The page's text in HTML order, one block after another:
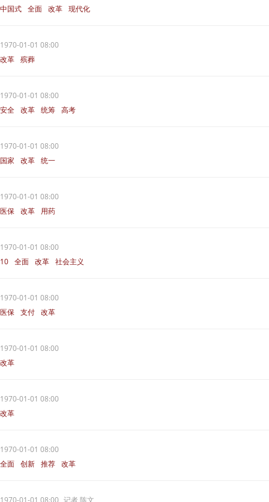
中国式 全面 改革 现代化
1970-01-01 08:00
改革 殡葬
1970-01-01 08:00
安全 改革 统筹 高考
1970-01-01 08:00
国家
改革 统一
1970-01-01 08:00
医保 改革 用药
1970-01-01 08:00
10 全面 改革 社会主义
1970-01-01 08:00
医保 支付 改革
1970-01-01 08:00
改革
1970-01-01 08:00
改革
1970-01-01 08:00
全面 创新 推荐 改革
1970-01-01 08:00 记者 陈文